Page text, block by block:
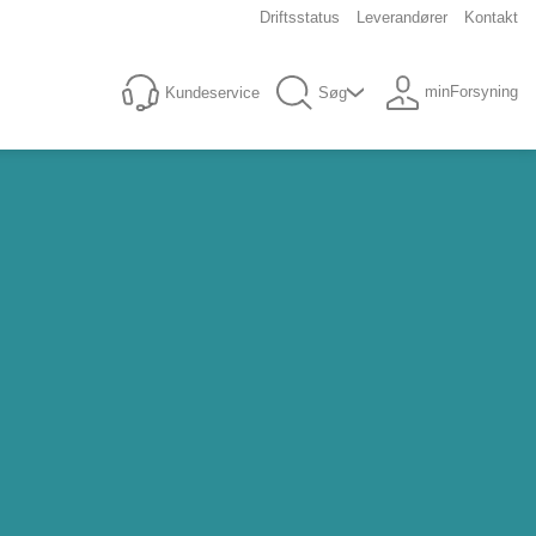
Driftsstatus Leverandører Kontakt
Kundeservice Søg minForsyning